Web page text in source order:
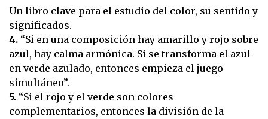
Un libro clave para el estudio del color, su sentido y
significados.
4. “Si en una composición hay amarillo y rojo sobre
azul, hay calma armónica. Si se transforma el azul
en verde azulado, entonces empieza el juego
simultáneo”.
5. “Si el rojo y el verde son colores
complementarios, entonces la división de la